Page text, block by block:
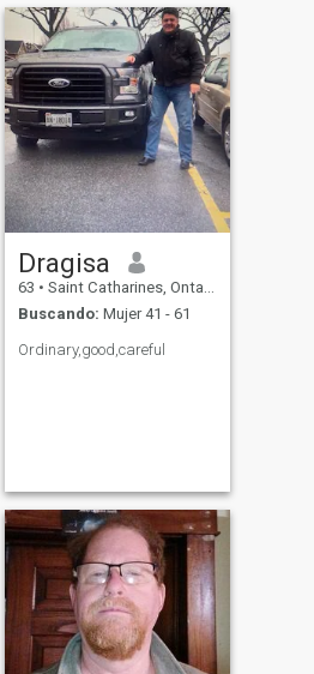
Dragisa
63 • Saint Catharines, Ontario, Canadá
Buscando: Mujer 41 - 61
Ordinary,good,careful